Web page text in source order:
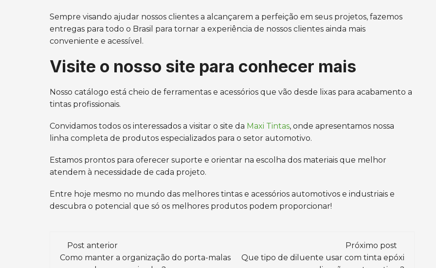
Sempre visando ajudar nossos clientes a alcançarem a perfeição em seus projetos, fazemos
entregas para todo o Brasil para tornar a experiência de nossos clientes ainda mais
conveniente e acessível.
Visite o nosso site para conhecer mais
Nosso catálogo está cheio de ferramentas e acessórios que vão desde lixas para acabamento a
tintas profissionais.
Convidamos todos os interessados a visitar o site da Maxi Tintas, onde apresentamos nossa
linha completa de produtos especializados para o setor automotivo.
Estamos prontos para oferecer suporte e orientar na escolha dos materiais que melhor
atendem à necessidade de cada projeto.
Entre hoje mesmo no mundo das melhores tintas e acessórios automotivos e industriais e
descubra o potencial que só os melhores produtos podem proporcionar!
Navegação
de
Post anterior
Como manter a organização do porta-malas
Próximo post
Que tipo de diluente usar com tinta epóxi